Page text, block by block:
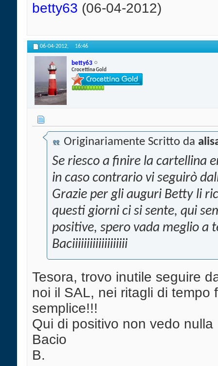
betty63 (06-04-2012)
06-04-2012, 16:46
betty63
Crocettina Gold
Originariamente Scritto da
Se riesco a finire la cartellina
in caso contrario vi seguirò
Grazie per gli auguri Betty li
questi giorni ci si sente, qui
positive, spero vada meglio a
Baciiiiiiiiiiiiiiiiiii
Tesora, trovo inutile seguire
noi il SAL, nei ritagli di tempo
semplice!!!
Qui di positivo non vedo
Bacio
B.